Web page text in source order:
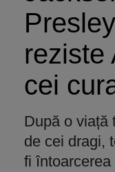
reziste
cei
După o viață
de cei dragi,
fi întoarcerea